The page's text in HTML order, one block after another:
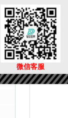
微信客服